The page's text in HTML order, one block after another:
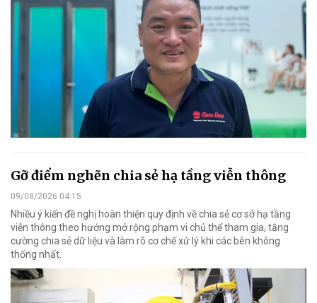
Gỡ điểm nghẽn chia sẻ hạ tầng viễn thông
09/08/2026 04:15
Nhiều ý kiến đề nghị hoàn thiện quy định về chia sẻ cơ sở hạ tầng
viễn thông theo hướng mở rộng phạm vi chủ thể tham gia, tăng
cường chia sẻ dữ liệu và làm rõ cơ chế xử lý khi các bên không
thống nhất.